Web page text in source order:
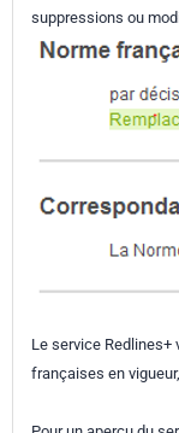
suppressions ou
Le service
françaises en